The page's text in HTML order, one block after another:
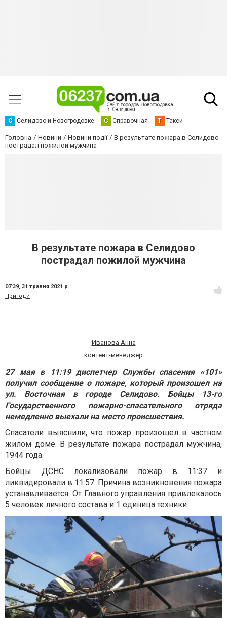
С Селидово и Новогродовке С Справочная Т Такси
Головна Новини Новини події
В результате пожара в Селидово
пострадал пожилой мужчина
В результате пожара в Селидово
пострадал пожилой мужчина
07:39, 31 травня 2021 р.
Пригоди
Иванова Анна
контент-менеджер
27 мая в 11:19 диспетчер Службы спасения «101»
получил сообщение о пожаре, который произошел на
ул. Восточная в городе Селидово. Бойцы 13-го
Государственного пожарно-спасательного отряда
немедленно выехали на место происшествия.
Спасатели выяснили, что пожар произошел в частном
жилом доме. В результате пожара пострадал мужчина,
1944 года.
Бойцы ДСНС локализовали пожар в 11:37 и
ликвидировали в 11:57. Причина возникновения пожара
устанавливается. От Главного управления привлекалось
5 человек личного состава и 1 единица техники.